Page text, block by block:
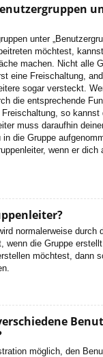
unter
möchtest,
machen. Nicht alle
eine Freischaltung,
sogar versteckt.
die entsprechende
so kannst
muss daraufhin
die Gruppe
wenn er dich
normalerweise durch
wenn die Gruppe
möchtest, dann
möglich, den